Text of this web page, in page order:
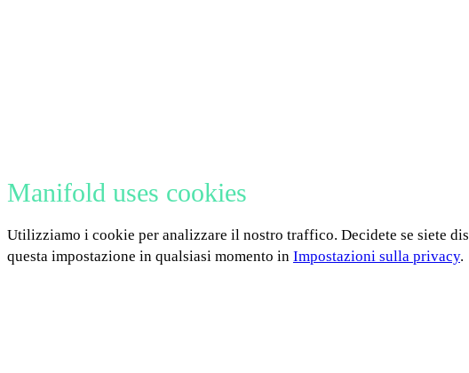
Manifold uses cookies
Utilizziamo i cookie per analizzare il nostro traffico. Decidete se siete
questa impostazione in qualsiasi momento in Impostazioni sulla privacy.